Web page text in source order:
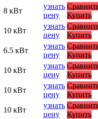
8 кВт
узнать
цену
Купить
10 кВт
узнать
цену
Купить
6.5 кВт
узнать
цену
Купить
10 кВт
узнать
цену
Купить
10 кВт
узнать
цену
Купить
10 кВт
узнать
цену
Купить